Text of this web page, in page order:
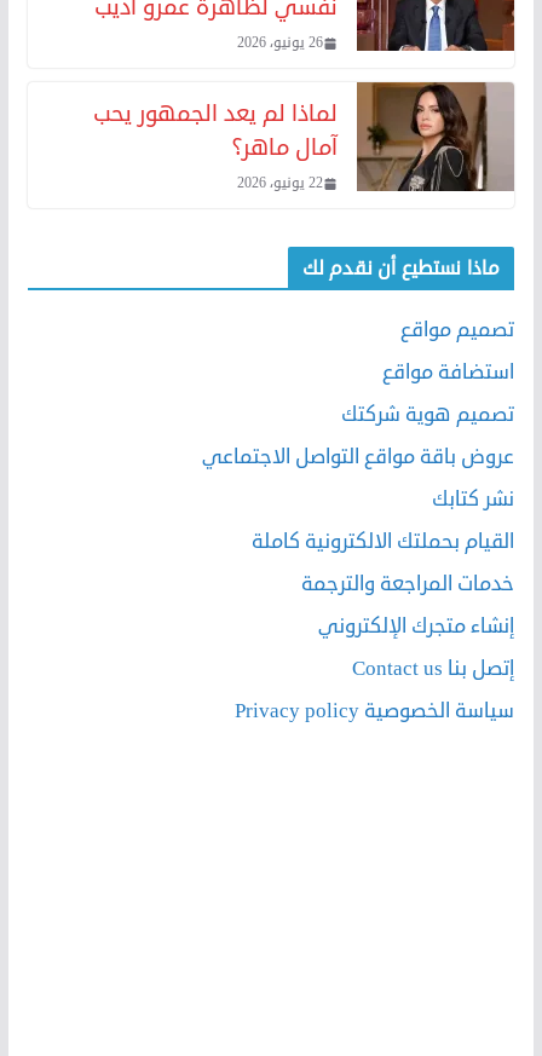
26 يونيو، 2026
لماذا لم يعد الجمهور يحب
آمال ماهر؟
22 يونيو، 2026
ماذا نستطيع أن نقدم لك
تصميم مواقع
استضافة مواقع
تصميم هوية شركتك
عروض باقة مواقع التواصل الاجتماعي
نشر كتابك
القيام بحملتك الالكترونية كاملة
خدمات المراجعة والترجمة
إنشاء متجرك الإلكتروني
إتصل بنا Contact us
سياسة الخصوصية Privacy policy